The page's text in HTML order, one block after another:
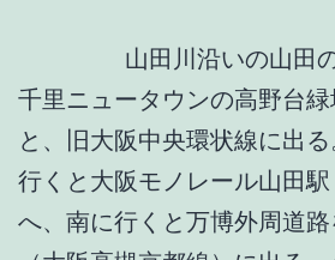
山田川沿いの山田
千里ニュータウンの高野台
と、旧大阪中央環状線に出
行くと大阪モノレール山田駅
へ、南に行くと万博外周道